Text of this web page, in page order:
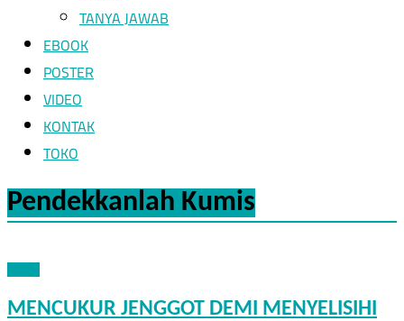
TANYA JAWAB
EBOOK
POSTER
VIDEO
KONTAK
TOKO
Pendekkanlah Kumis
MENCUKUR JENGGOT DEMI MENYELISIHI